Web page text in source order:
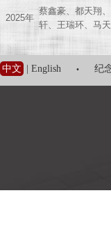
2025年
蔡鑫豪、都天翔
轩、王瑞环、马
中文 English · 纪